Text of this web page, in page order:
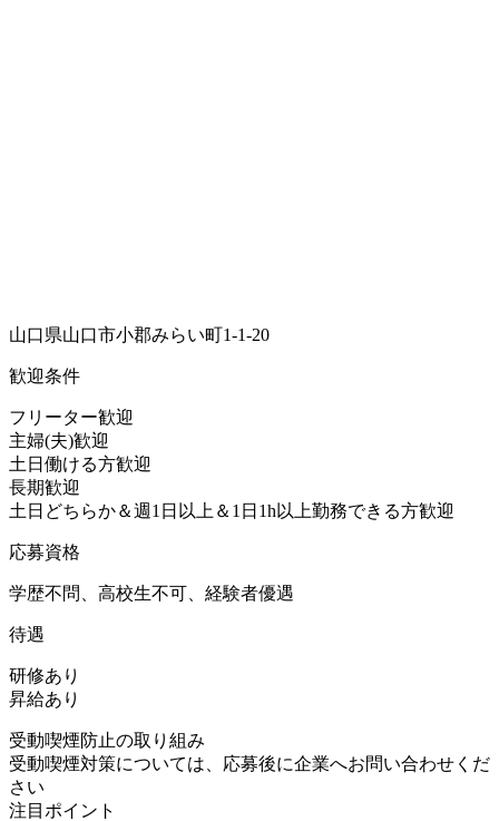
山口県山口市小郡みらい町1-1-20
歓迎条件
フリーター歓迎
主婦(夫)歓迎
土日働ける方歓迎
長期歓迎
土日どちらか＆週1日以上＆1日1h以上勤務できる方歓迎
応募資格
学歴不問、高校生不可、経験者優遇
待遇
研修あり
昇給あり
受動喫煙防止の取り組み
受動喫煙対策については、応募後に企業へお問い合わせくだ
さい
注目ポイント